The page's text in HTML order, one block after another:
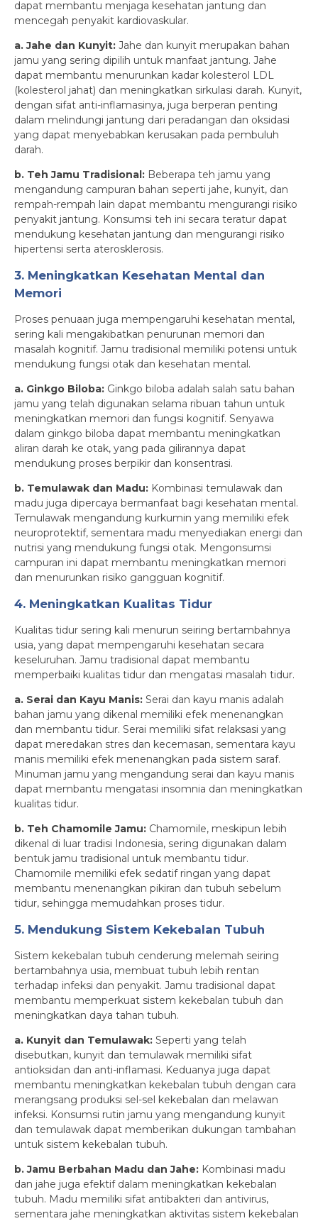
dapat membantu menjaga kesehatan jantung dan
mencegah penyakit kardiovaskular.
a. Jahe dan Kunyit: Jahe dan kunyit merupakan bahan
jamu yang sering dipilih untuk manfaat jantung. Jahe
dapat membantu menurunkan kadar kolesterol LDL
(kolesterol jahat) dan meningkatkan sirkulasi darah. Kunyit,
dengan sifat anti-inflamasinya, juga berperan penting
dalam melindungi jantung dari peradangan dan oksidasi
yang dapat menyebabkan kerusakan pada pembuluh
darah.
b. Teh Jamu Tradisional: Beberapa teh jamu yang
mengandung campuran bahan seperti jahe, kunyit, dan
rempah-rempah lain dapat membantu mengurangi risiko
penyakit jantung. Konsumsi teh ini secara teratur dapat
mendukung kesehatan jantung dan mengurangi risiko
hipertensi serta aterosklerosis.
3. Meningkatkan Kesehatan Mental dan
Memori
Proses penuaan juga mempengaruhi kesehatan mental,
sering kali mengakibatkan penurunan memori dan
masalah kognitif. Jamu tradisional memiliki potensi untuk
mendukung fungsi otak dan kesehatan mental.
a. Ginkgo Biloba: Ginkgo biloba adalah salah satu bahan
jamu yang telah digunakan selama ribuan tahun untuk
meningkatkan memori dan fungsi kognitif. Senyawa
dalam ginkgo biloba dapat membantu meningkatkan
aliran darah ke otak, yang pada gilirannya dapat
mendukung proses berpikir dan konsentrasi.
b. Temulawak dan Madu: Kombinasi temulawak dan
madu juga dipercaya bermanfaat bagi kesehatan mental.
Temulawak mengandung kurkumin yang memiliki efek
neuroprotektif, sementara madu menyediakan energi dan
nutrisi yang mendukung fungsi otak. Mengonsumsi
campuran ini dapat membantu meningkatkan memori
dan menurunkan risiko gangguan kognitif.
4. Meningkatkan Kualitas Tidur
Kualitas tidur sering kali menurun seiring bertambahnya
usia, yang dapat mempengaruhi kesehatan secara
keseluruhan. Jamu tradisional dapat membantu
memperbaiki kualitas tidur dan mengatasi masalah tidur.
a. Serai dan Kayu Manis: Serai dan kayu manis adalah
bahan jamu yang dikenal memiliki efek menenangkan
dan membantu tidur. Serai memiliki sifat relaksasi yang
dapat meredakan stres dan kecemasan, sementara kayu
manis memiliki efek menenangkan pada sistem saraf.
Minuman jamu yang mengandung serai dan kayu manis
dapat membantu mengatasi insomnia dan meningkatkan
kualitas tidur.
b. Teh Chamomile Jamu: Chamomile, meskipun lebih
dikenal di luar tradisi Indonesia, sering digunakan dalam
bentuk jamu tradisional untuk membantu tidur.
Chamomile memiliki efek sedatif ringan yang dapat
membantu menenangkan pikiran dan tubuh sebelum
tidur, sehingga memudahkan proses tidur.
5. Mendukung Sistem Kekebalan Tubuh
Sistem kekebalan tubuh cenderung melemah seiring
bertambahnya usia, membuat tubuh lebih rentan
terhadap infeksi dan penyakit. Jamu tradisional dapat
membantu memperkuat sistem kekebalan tubuh dan
meningkatkan daya tahan tubuh.
a. Kunyit dan Temulawak: Seperti yang telah
disebutkan, kunyit dan temulawak memiliki sifat
antioksidan dan anti-inflamasi. Keduanya juga dapat
membantu meningkatkan kekebalan tubuh dengan cara
merangsang produksi sel-sel kekebalan dan melawan
infeksi. Konsumsi rutin jamu yang mengandung kunyit
dan temulawak dapat memberikan dukungan tambahan
untuk sistem kekebalan tubuh.
b. Jamu Berbahan Madu dan Jahe: Kombinasi madu
dan jahe juga efektif dalam meningkatkan kekebalan
tubuh. Madu memiliki sifat antibakteri dan antivirus,
sementara jahe meningkatkan aktivitas sistem kekebalan